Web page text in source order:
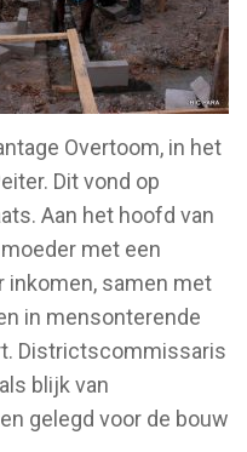
Overtoom, in het
Dit vond op
Aan het hoofd van
met een
inkomen, samen met
in mensonterende
Districtscommissaris
blijk van
gelegd voor de bouw